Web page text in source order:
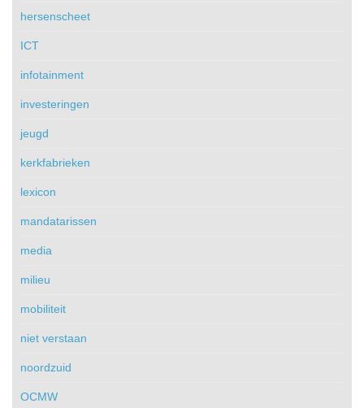
hersenscheet
ICT
infotainment
investeringen
jeugd
kerkfabrieken
lexicon
mandatarissen
media
milieu
mobiliteit
niet verstaan
noordzuid
OCMW